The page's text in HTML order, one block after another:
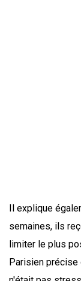
Il explique
semaines, ils
limiter le plus
Parisien précise